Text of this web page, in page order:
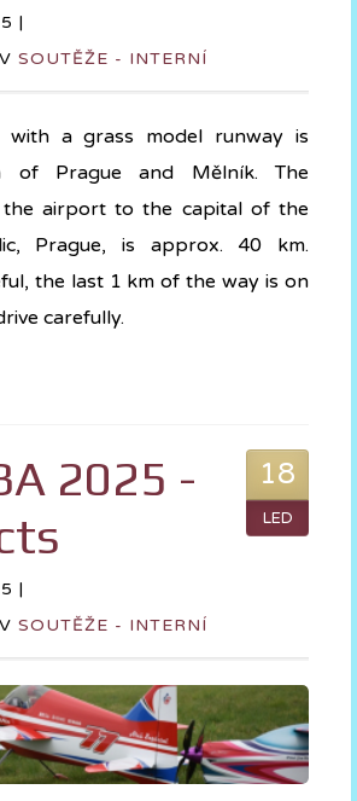
|
SOUTĚŽE - INTERNÍ
with a grass model runway is
of Prague and Mělník. The
the airport to the capital of the
Prague, is approx. 40 km.
the last 1 km of the way is on
carefully.
18
LED
2025 -
|
SOUTĚŽE - INTERNÍ